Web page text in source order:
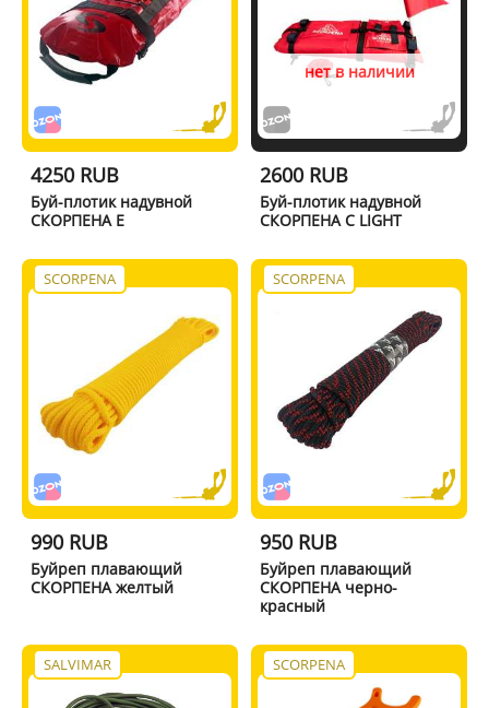
4250 RUB
Буй-плотик надувной
СКОРПЕНА Е
нет в наличии
2600 RUB
Буй-плотик надувной
СКОРПЕНА С LIGHT
SCORPENA
990 RUB
Буйреп плавающий
СКОРПЕНА желтый
SCORPENA
950 RUB
Буйреп плавающий
СКОРПЕНА черно-
красный
SALVIMAR SCORPENA